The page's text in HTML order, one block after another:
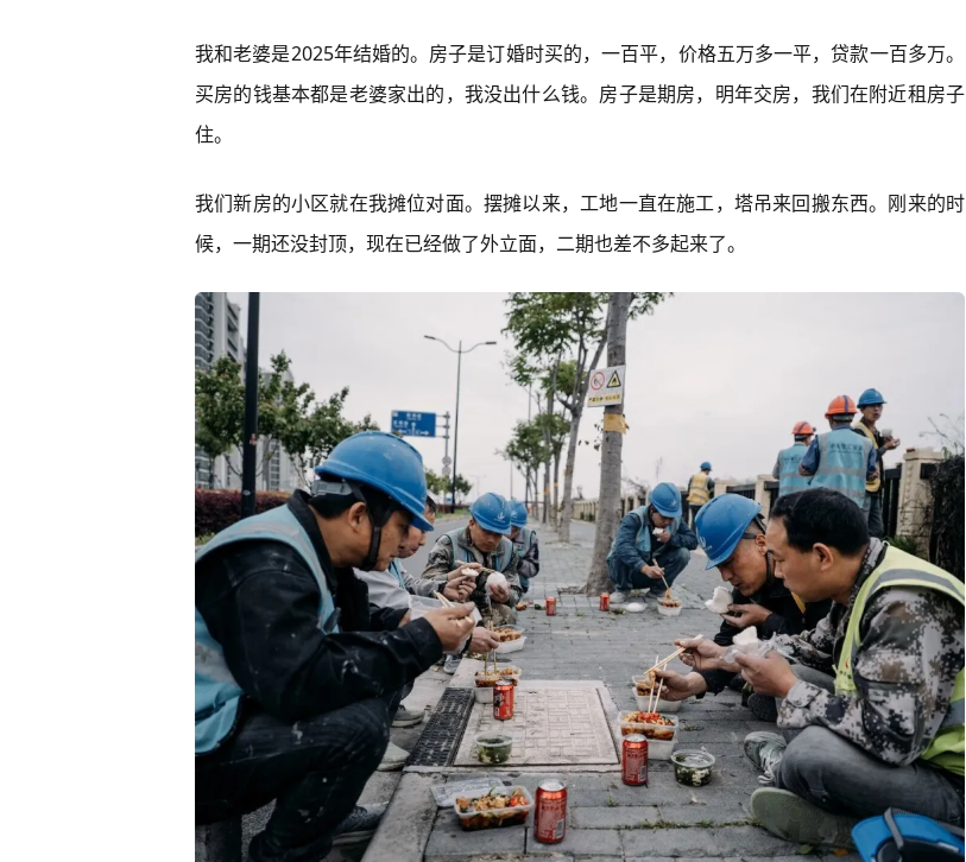
我和老婆是2025年结婚的。房子是订婚时买的，一百平，价格五万多一平，贷款一百多万。
买房的钱基本都是老婆家出的，我没出什么钱。房子是期房，明年交房，我们在附近租房子
住。
我们新房的小区就在我摊位对面。摆摊以来，工地一直在施工，塔吊来回搬东西。刚来的时
候，一期还没封顶，现在已经做了外立面，二期也差不多起来了。